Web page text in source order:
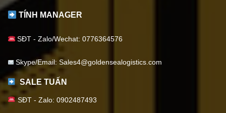
TÍNH MANAGER
SĐT - Zalo/Wechat: 0776364576
Skype/Email: Sales4@goldensealogistics.com
SALE TUẤN
SĐT - Zalo: 0902487493